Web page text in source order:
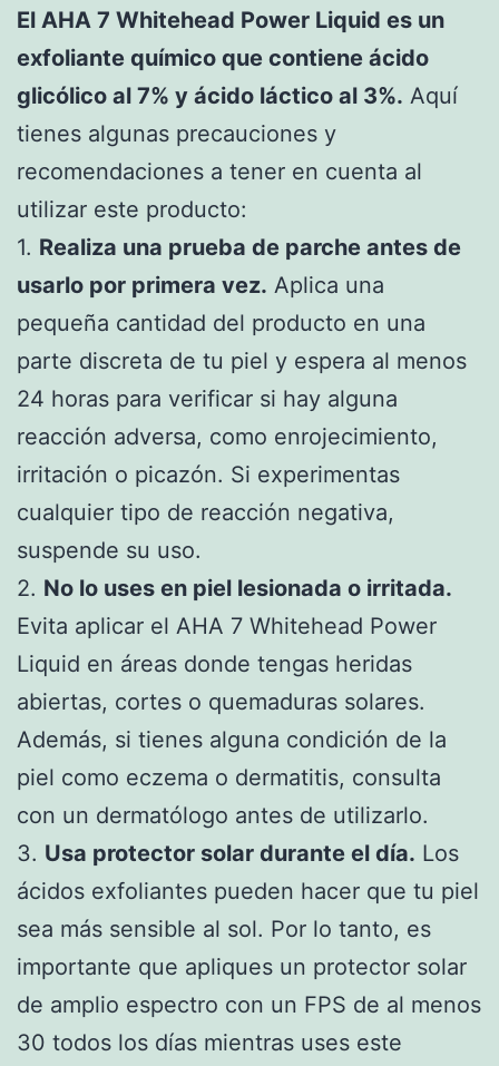
El AHA 7 Whitehead Power Liquid es un
exfoliante químico que contiene ácido
glicólico al 7% y ácido láctico al 3%. Aquí
tienes algunas precauciones y
recomendaciones a tener en cuenta al
utilizar este producto:
1. Realiza una prueba de parche antes de
usarlo por primera vez. Aplica una
pequeña cantidad del producto en una
parte discreta de tu piel y espera al menos
24 horas para verificar si hay alguna
reacción adversa, como enrojecimiento,
irritación o picazón. Si experimentas
cualquier tipo de reacción negativa,
suspende su uso.
2. No lo uses en piel lesionada o irritada.
Evita aplicar el AHA 7 Whitehead Power
Liquid en áreas donde tengas heridas
abiertas, cortes o quemaduras solares.
Además, si tienes alguna condición de la
piel como eczema o dermatitis, consulta
con un dermatólogo antes de utilizarlo.
3. Usa protector solar durante el día. Los
ácidos exfoliantes pueden hacer que tu piel
sea más sensible al sol. Por lo tanto, es
importante que apliques un protector solar
de amplio espectro con un FPS de al menos
30 todos los días mientras uses este